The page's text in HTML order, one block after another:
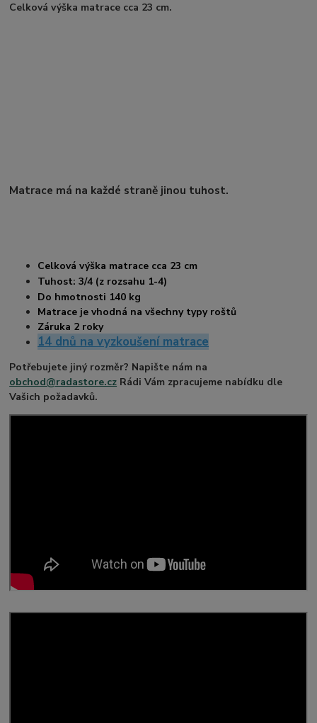
Celková výška matrace cca 23 cm.
Matrace má na každé straně jinou tuhost.
Celková výška matrace cca 23 cm
Tuhost: 3/4 (z rozsahu 1-4)
Do hmotnosti 140 kg
Matrace je vhodná na všechny typy roštů
Záruka 2 roky
14 dnů na vyzkoušení matrace
Potřebujete jiný rozměr? Napište nám na
obchod@radastore.cz Rádi Vám zpracujeme nabídku dle
Vašich požadavků.